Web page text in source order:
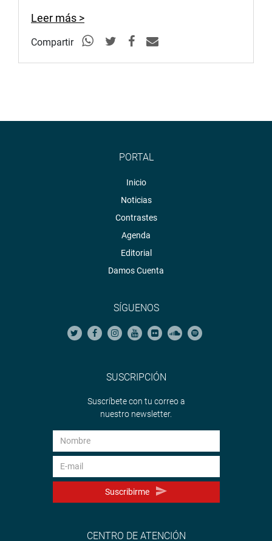
Leer más >
Compartir
PORTAL
Inicio
Noticias
Contrastes
Agenda
Editorial
Damos Cuenta
SÍGUENOS
SUSCRIPCIÓN
Suscríbete con tu correo a
nuestro newsletter.
Suscribirme
CENTRO DE ATENCIÓN